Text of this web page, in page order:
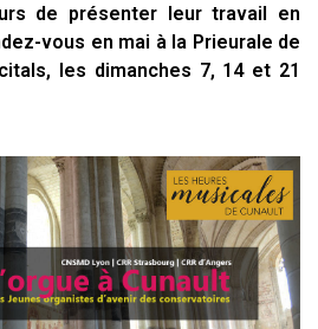
de présenter leur travail en
vous en mai à la Prieurale de
les dimanches 7, 14 et 21